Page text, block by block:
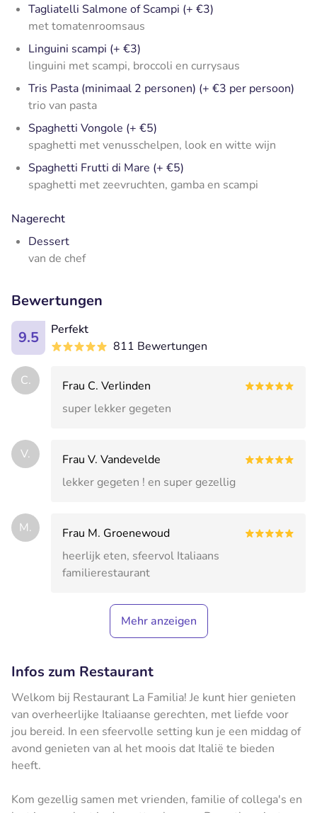
Tagliatelli Salmone of Scampi (+ €3)
met tomatenroomsaus
Linguini scampi (+ €3)
linguini met scampi, broccoli en currysaus
Tris Pasta (minimaal 2 personen) (+ €3 per persoon)
trio van pasta
Spaghetti Vongole (+ €5)
spaghetti met venusschelpen, look en witte wijn
Spaghetti Frutti di Mare (+ €5)
spaghetti met zeevruchten, gamba en scampi
Nagerecht
Dessert
van de chef
Bewertungen
9.5
Perfekt
811 Bewertungen
C.
Frau C. Verlinden
super lekker gegeten
V.
Frau V. Vandevelde
lekker gegeten ! en super gezellig
M.
Frau M. Groenewoud
heerlijk eten, sfeervol Italiaans
familierestaurant
Mehr anzeigen
Infos zum Restaurant
Welkom bij Restaurant La Familia! Je kunt hier genieten
van overheerlijke Italiaanse gerechten, met liefde voor
jou bereid. In een sfeervolle setting kun je een middag of
avond genieten van al het moois dat Italië te bieden
heeft.
Kom gezellig samen met vrienden, familie of collega's en